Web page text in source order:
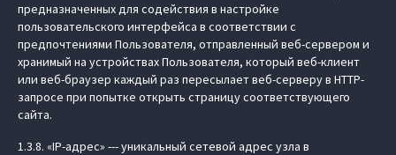
предназначенных для содействия в настройке
пользовательского интерфейса в соответствии с
предпочтениями Пользователя, отправленный веб-сервером и
хранимый на устройствах Пользователя, который веб-клиент
или веб-браузер каждый раз пересылает веб-серверу в HTTP-
запросе при попытке открыть страницу соответствующего
сайта.
1.3.8. «IP-адрес» --- уникальный сетевой адрес узла в